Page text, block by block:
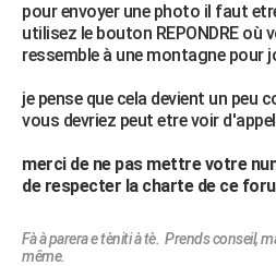
pour envoyer une photo il faut
utilisez le bouton REPONDRE où
ressemble à une montagne pour
je pense que cela devient un peu
vous devriez peut etre voir
merci de ne pas mettre votre
de respecter la charte de ce
Fà à parera e tèniti à tè. Prends conseil,
même.